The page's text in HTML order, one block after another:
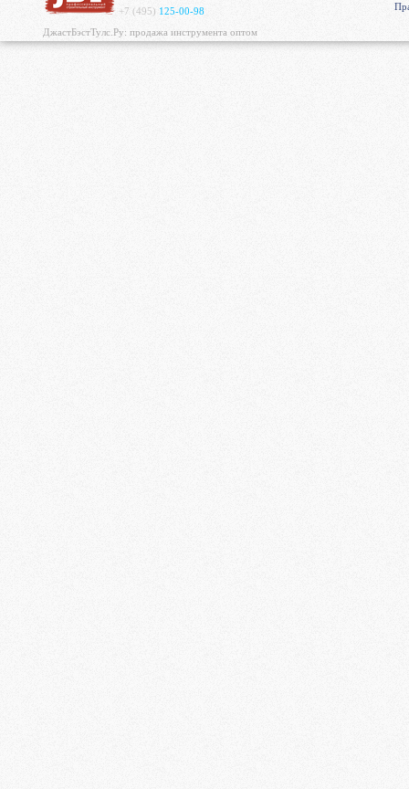
+7 (495) 125-00-98
ДжастБэстТулс.Ру: продажа инструмента оптом